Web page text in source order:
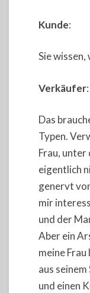
Kunde:
Sie wissen,
Verkäufer:
Das
Typen.
Frau, unter
eigentlich
genervt
mir
und der
Aber ein
meine
aus
und einen